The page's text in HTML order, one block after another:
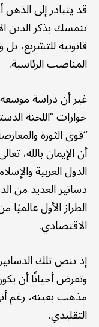
قد يتبادر إلى الذهن
تتمسك بذكر الدين
قانونية للتشريع،
المناصب الرئاسية.
غير أن دراسة
حوارات “اللجنة
“قوى الثورة
أن الإيمان بالله،
الدول العربية
دساتير العديد من
الطراز الأول عالميًا
الاقتصادي.
إذ تنص تلك
وتفرض أحيانًا أن
مذهب بعينه، رغم
التقليدي.